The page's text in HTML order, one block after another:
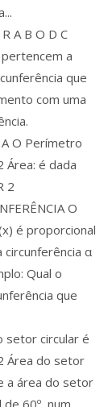
A B O D C
a
que
com uma
O Perímetro
Área: é dada
2
O
é proporcional
circunferência α
Qual o
que
setor circular é
Área do setor
a área do setor